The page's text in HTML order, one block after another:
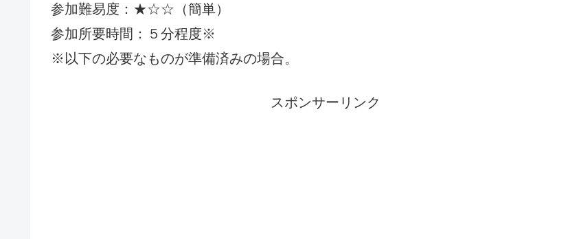
参加難易度：★☆☆（簡単）
参加所要時間：５分程度※
※以下の必要なものが準備済みの場合。
スポンサーリンク